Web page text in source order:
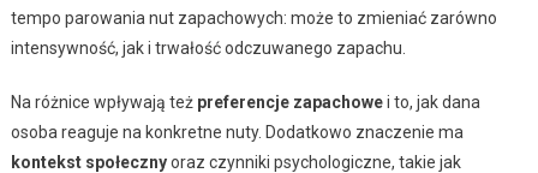
tempo parowania nut zapachowych: może to zmieniać zarówno
intensywność, jak i trwałość odczuwanego zapachu.
Na różnice wpływają też preferencje zapachowei to, jak dana
osoba reaguje na konkretne nuty. Dodatkowo znaczenie ma
kontekst społecznyoraz czynniki psychologiczne, takie jak